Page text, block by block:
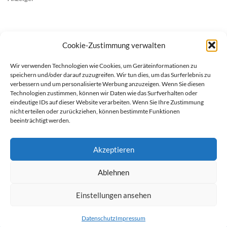
Cookie-Zustimmung verwalten
Wir verwenden Technologien wie Cookies, um Geräteinformationen zu
speichern und/oder darauf zuzugreifen. Wir tun dies, um das Surferlebnis zu
verbessern und um personalisierte Werbung anzuzeigen. Wenn Sie diesen
Technologien zustimmen, können wir Daten wie das Surfverhalten oder
eindeutige IDs auf dieser Website verarbeiten. Wenn Sie Ihre Zustimmung
nicht erteilen oder zurückziehen, können bestimmte Funktionen
beeinträchtigt werden.
Akzeptieren
Ablehnen
Einstellungen ansehen
DatenschutzImpressum
MyWebstage.de.